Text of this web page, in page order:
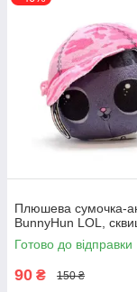
Плюшева сумочка-
BunnyHun LOL,
Готово до відправки
90 ₴ 150 ₴